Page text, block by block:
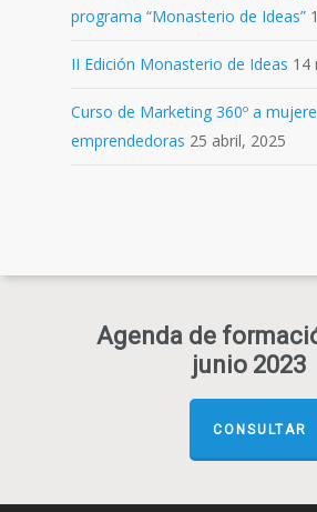
programa “Monasterio de Ideas”
II Edición Monasterio de Ideas 14
Curso de Marketing 360º a
emprendedoras 25 abril, 2025
Agenda de
junio 2023
CONSULTAR